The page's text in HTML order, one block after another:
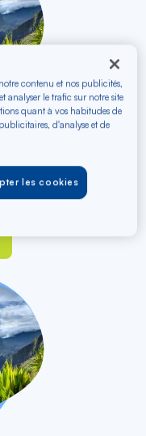
2026
contenu et nos publicités,
analyser le trafic sur notre site
quant à vos habitudes de
d'analyse et de
les cookies